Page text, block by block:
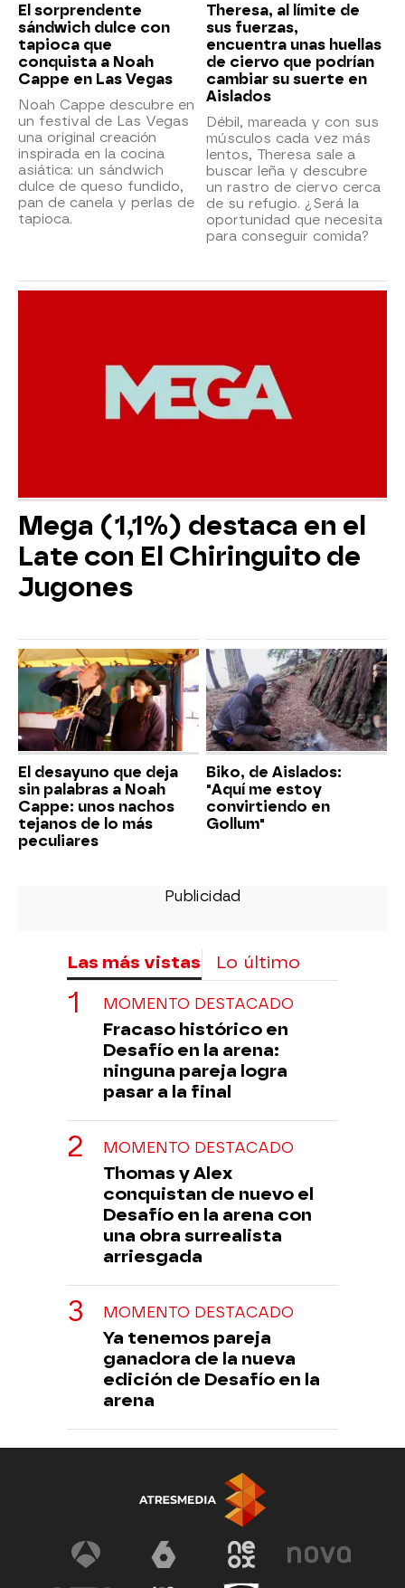
El sorprendente
sándwich dulce con
tapioca que
conquista a Noah
Cappe en Las Vegas
Noah Cappe descubre en
un festival de Las Vegas
una original creación
inspirada en la cocina
asiática: un sándwich
dulce de queso fundido,
pan de canela y perlas de
tapioca.
Theresa, al límite de
sus fuerzas,
encuentra unas huellas
de ciervo que podrían
cambiar su suerte en
Aislados
Débil, mareada y con sus
músculos cada vez más
lentos, Theresa sale a
buscar leña y descubre
un rastro de ciervo cerca
de su refugio. ¿Será la
oportunidad que necesita
para conseguir comida?
Mega (1,1%) destaca en el
Late con El Chiringuito de
Jugones
El desayuno que deja
sin palabras a Noah
Cappe: unos nachos
tejanos de lo más
peculiares
Biko, de Aislados:
"Aquí me estoy
convirtiendo en
Gollum"
Las más vistas Lo último
MOMENTO DESTACADO
Fracaso histórico en
Desafío en la arena:
ninguna pareja logra
pasar a la final
MOMENTO DESTACADO
Thomas y Alex
conquistan de nuevo el
Desafío en la arena con
una obra surrealista
arriesgada
MOMENTO DESTACADO
Ya tenemos pareja
ganadora de la nueva
edición de Desafío en la
arena